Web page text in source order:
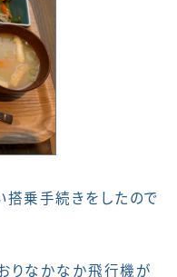
搭乗手続きをしたので
りなかなか飛行機が